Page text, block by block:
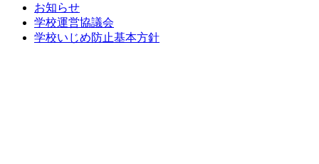
お知らせ
学校運営協議会
学校いじめ防止基本方針